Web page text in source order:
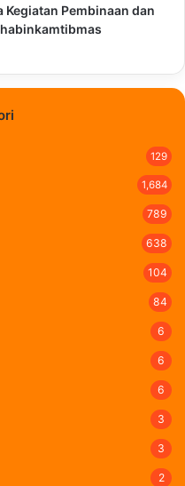
Kegiatan Pembinaan dan
129
1,684
789
638
104
84
6
6
6
3
3
2